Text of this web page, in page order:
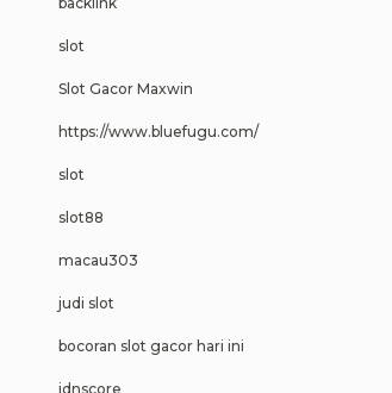
slot
Slot Gacor Maxwin
https://www.bluefugu.com/
slot
slot88
macau303
judi slot
bocoran slot gacor hari ini
idnscore